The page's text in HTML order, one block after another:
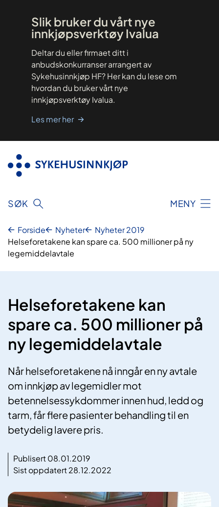
Slik bruker du vårt nye
innkjøpsverktøy Ivalua
Deltar du eller firmaet ditt i
anbudskonkurranser arrangert av
Sykehusinnkjøp HF? Her kan du lese om
hvordan du bruker vårt nye
innkjøpsverktøy Ivalua.
Les mer her
SØK MENY
Forside Nyheter
Nyheter 2019
Helseforetakene kan spare ca. 500 millioner på ny
legemiddelavtale
Helseforetakene kan
spare ca. 500 millioner på
ny legemiddelavtale
Når helseforetakene nå inngår en ny avtale
om innkjøp av legemidler mot
betennelsessykdommer innen hud, ledd og
tarm, får flere pasienter behandling til en
betydelig lavere pris.
Publisert 08.01.2019
Sist oppdatert 28.12.2022